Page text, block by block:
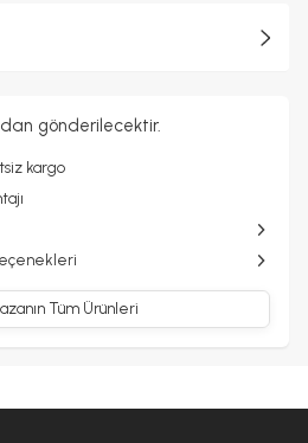
gönderilecektir.
kargo
Tüm Ürünleri